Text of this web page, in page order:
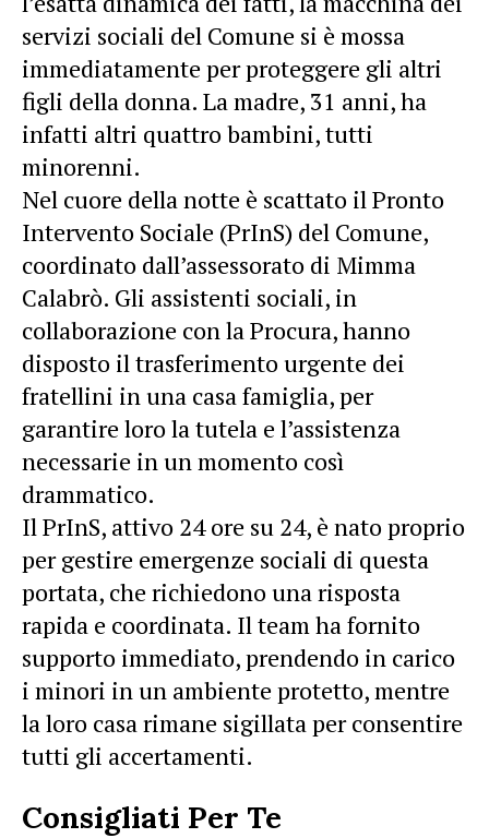
servizi sociali del Comune si è mossa
immediatamente per proteggere gli altri
figli della donna. La madre, 31 anni, ha
infatti altri quattro bambini, tutti
minorenni.
Nel cuore della notte è scattato il Pronto
Intervento Sociale (PrInS) del Comune,
coordinato dall’assessorato di Mimma
Calabrò. Gli assistenti sociali, in
collaborazione con la Procura, hanno
disposto il trasferimento urgente dei
fratellini in una casa famiglia, per
garantire loro la tutela e l’assistenza
necessarie in un momento così
drammatico.
Il PrInS, attivo 24 ore su 24, è nato proprio
per gestire emergenze sociali di questa
portata, che richiedono una risposta
rapida e coordinata. Il team ha fornito
supporto immediato, prendendo in carico
i minori in un ambiente protetto, mentre
la loro casa rimane sigillata per consentire
tutti gli accertamenti.
Consigliati Per Te